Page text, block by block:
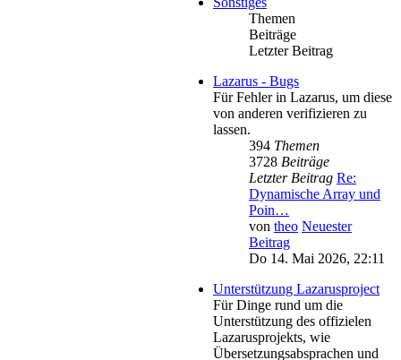
Themen
Beiträge
Letzter Beitrag
Lazarus - Bugs
Für Fehler in Lazarus, um diese
von anderen verifizieren zu
lassen.
394 Themen
3728 Beiträge
Letzter Beitrag Re:
Dynamische Array und
Poin…
von theo Neuester
Beitrag
Do 14. Mai 2026, 22:11
Unterstützung Lazarusproject
Für Dinge rund um die
Unterstützung des offizielen
Lazarusprojekts, wie
Übersetzungsabsprachen und